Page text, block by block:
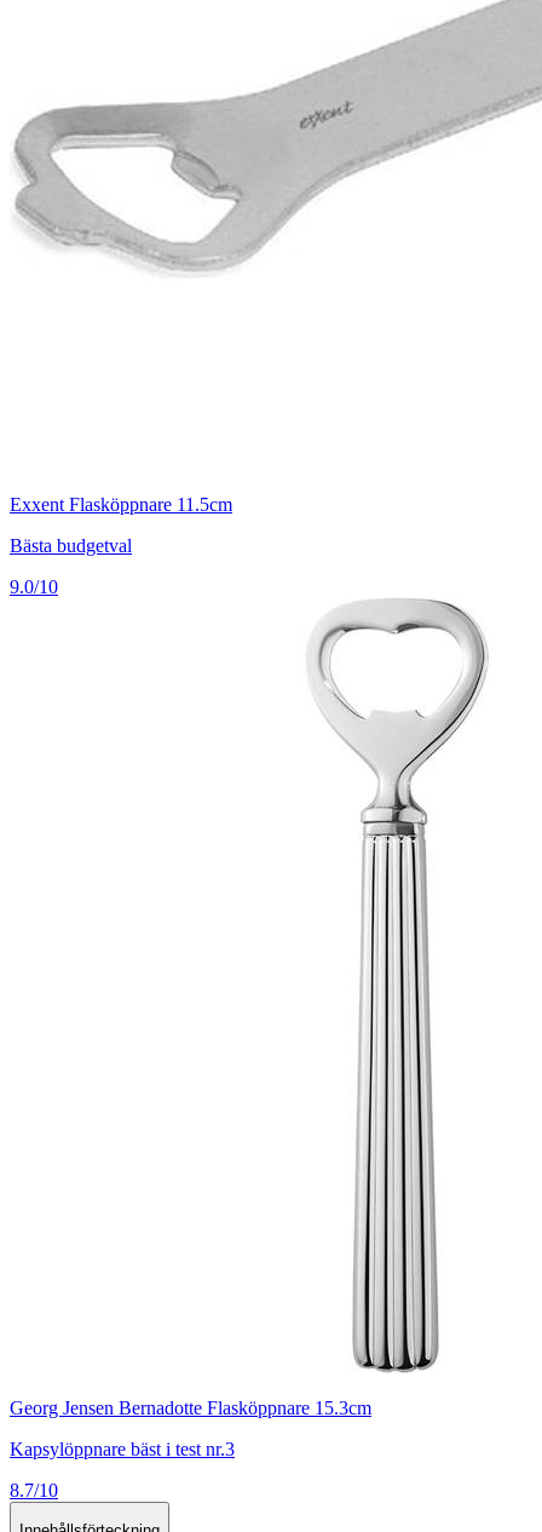
Exxent Flasköppnare 11.5cm
Bästa budgetval
9.0/10
Georg Jensen Bernadotte Flasköppnare 15.3cm
Kapsylöppnare bäst i test nr.3
8.7/10